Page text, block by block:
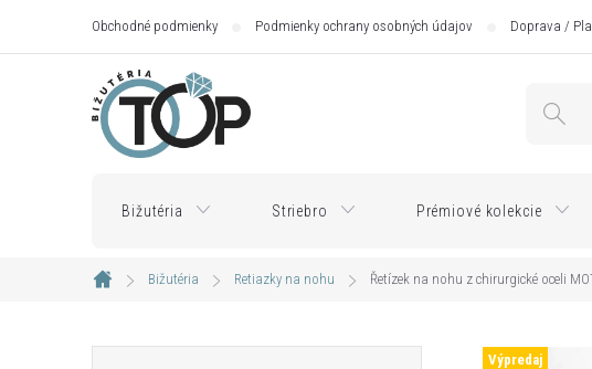
Obchodné podmienky Podmienky ochrany osobných údajov Doprava /
Bižutéria Striebro Prémiové kolekcie
Domov
Bižutéria Retiazky na nohu Řetízek na nohu z chirurgické oceli
Výpredaj